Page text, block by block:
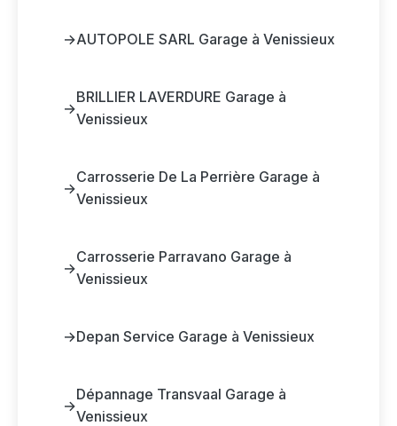
→AUTOPOLE SARL Garage à Venissieux
→
BRILLIER LAVERDURE Garage à
Venissieux
→
Carrosserie De La Perrière Garage à
Venissieux
→
Carrosserie Parravano Garage à
Venissieux
→Depan Service Garage à Venissieux
→
Dépannage Transvaal Garage à
Venissieux